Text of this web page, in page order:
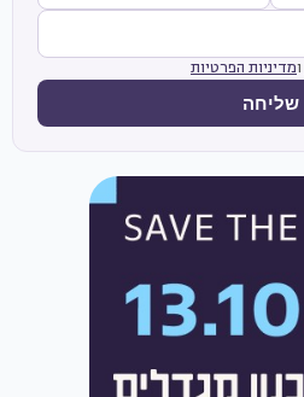
ומדיניות הפרטיות
שליחה